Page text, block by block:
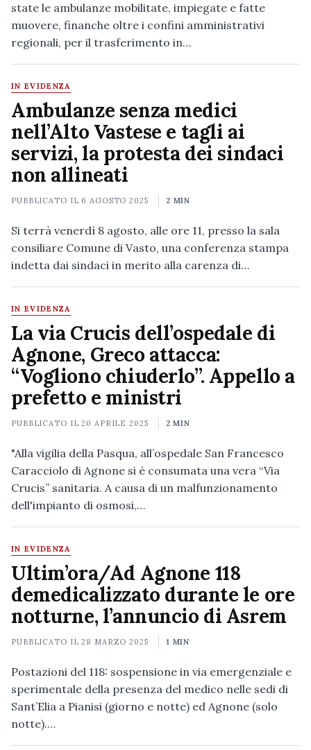
state le ambulanze mobilitate, impiegate e fatte
muovere, finanche oltre i confini amministrativi
regionali, per il trasferimento in…
IN EVIDENZA
Ambulanze senza medici
nell’Alto Vastese e tagli ai
servizi, la protesta dei sindaci
non allineati
PUBBLICATO IL 6 AGOSTO 2025 2 MIN
Si terrà venerdì 8 agosto, alle ore 11, presso la sala
consiliare Comune di Vasto, una conferenza stampa
indetta dai sindaci in merito alla carenza di…
IN EVIDENZA
La via Crucis dell’ospedale di
Agnone, Greco attacca:
“Vogliono chiuderlo”. Appello a
prefetto e ministri
PUBBLICATO IL20 APRILE 2025 2 MIN
"Alla vigilia della Pasqua, all’ospedale San Francesco
Caracciolo di Agnone si è consumata una vera “Via
Crucis” sanitaria. A causa di un malfunzionamento
dell'impianto di osmosi,…
IN EVIDENZA
Ultim’ora/Ad Agnone 118
demedicalizzato durante le ore
notturne, l’annuncio di Asrem
PUBBLICATO IL28 MARZO 2025 1 MIN
Postazioni del 118: sospensione in via emergenziale e
sperimentale della presenza del medico nelle sedi di
Sant’Elia a Pianisi (giorno e notte) ed Agnone (solo
notte).…